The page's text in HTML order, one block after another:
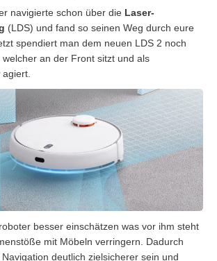
navigierte schon über die Laser-
(LDS) und fand so seinen Weg durch eure
spendiert man dem neuen LDS 2 noch
welcher an der Front sitzt und als
agiert.
besser einschätzen was vor ihm steht
mit Möbeln verringern. Dadurch
deutlich zielsicherer sein und